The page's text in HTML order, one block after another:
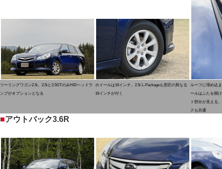
ツーリングワゴン2.5i。2.5iと2.5GTのみHIDヘッドラ
ンプがオプションとなる
ホイールは16インチ。2.5i L-Packageも意匠の異なる
16インチが付く
ルーフに埋め込
ールはふたを開
ト部分が見える
クも共通
■アウトバック3.6R